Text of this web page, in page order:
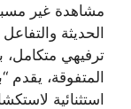
مشاهدة غير
الحديثة
ترفيهي متكامل،
المتفوقة،
استثنائية